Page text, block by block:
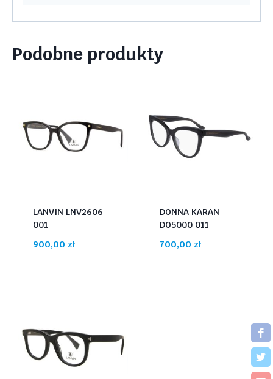
Podobne produkty
LANVIN LNV2606
001
900,00 zł
DONNA KARAN
DO5000 011
700,00 zł